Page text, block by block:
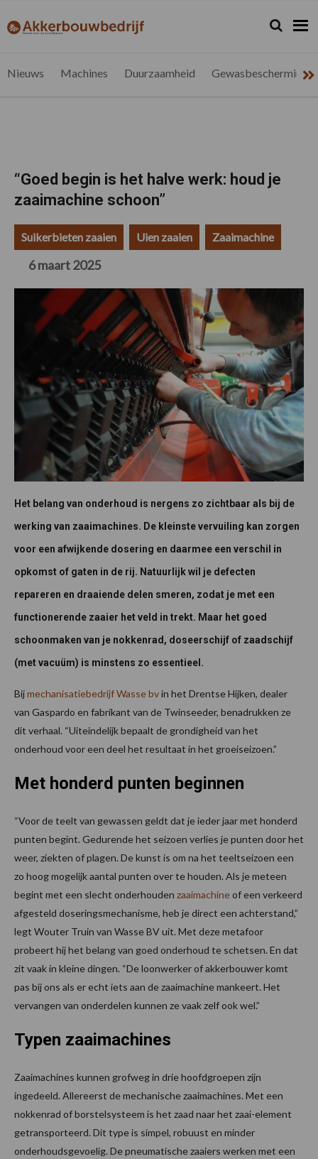
de
de
de
de
akkerbouwbedrijf.be
Nieuws
Zoeken...
Zoek
Nieuws Machines Duurzaamheid Gewasbescherming
“Goed begin is het halve werk: houd je
zaaimachine schoon”
Suikerbieten zaaien Uien zaaien Zaaimachine
6 maart 2025
Het belang van onderhoud is nergens zo zichtbaar als bij de
werking van zaaimachines. De kleinste vervuiling kan zorgen
voor een afwijkende dosering en daarmee een verschil in
opkomst of gaten in de rij. Natuurlijk wil je defecten
repareren en draaiende delen smeren, zodat je met een
functionerende zaaier het veld in trekt. Maar het goed
schoonmaken van je nokkenrad, doseerschijf of zaadschijf
(met vacuüm) is minstens zo essentieel.
Bijmechanisatiebedrijf Wasse bvin het Drentse Hijken, dealer
van Gaspardo en fabrikant van de Twinseeder, benadrukken ze
dit verhaal. “Uiteindelijk bepaalt de grondigheid van het
onderhoud voor een deel het resultaat in het groeiseizoen.”
Met honderd punten beginnen
“Voor de teelt van gewassen geldt dat je ieder jaar met honderd
punten begint. Gedurende het seizoen verlies je punten door het
weer, ziekten of plagen. De kunst is om na het teeltseizoen een
zo hoog mogelijk aantal punten over te houden. Als je meteen
begint met een slecht onderhouden zaaimachineof een verkeerd
afgesteld doseringsmechanisme, heb je direct een achterstand,”
legt Wouter Truin van Wasse BV uit. Met deze metafoor
probeert hij het belang van goed onderhoud te schetsen. En dat
zit vaak in kleine dingen. “De loonwerker of akkerbouwer komt
pas bij ons als er echt iets aan de zaaimachine mankeert. Het
vervangen van onderdelen kunnen ze vaak zelf ook wel.”
Typen zaaimachines
Zaaimachines kunnen grofweg in drie hoofdgroepen zijn
ingedeeld. Allereerst de mechanische zaaimachines. Met een
nokkenrad of borstelsysteem is het zaad naar het zaai-element
getransporteerd. Dit type is simpel, robuust en minder
onderhoudsgevoelig. De pneumatische zaaiers werken met een